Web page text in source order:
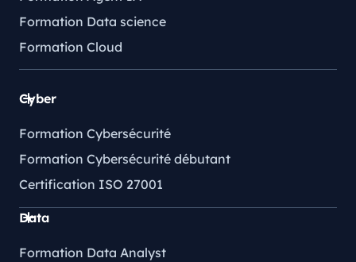
Formation Data science
Formation Cloud
Cyber
Formation Cybersécurité
Formation Cybersécurité débutant
Certification ISO 27001
Data
Formation Data Analyst